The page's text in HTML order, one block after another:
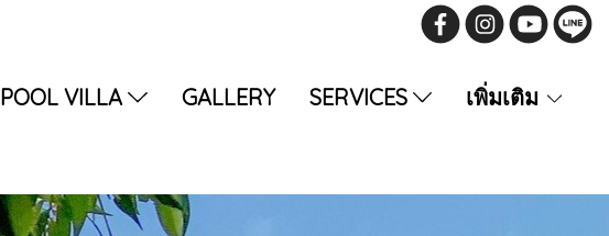
POOL VILLA GALLERY SERVICES เพิ่มเติม